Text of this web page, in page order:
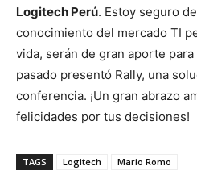
Logitech Perú. Estoy seguro
conocimiento del mercado TI
vida, serán de gran aporte
pasado presentó Rally, una
conferencia. ¡Un gran abrazo
felicidades por tus decisiones!
TAGS Logitech Mario Romo